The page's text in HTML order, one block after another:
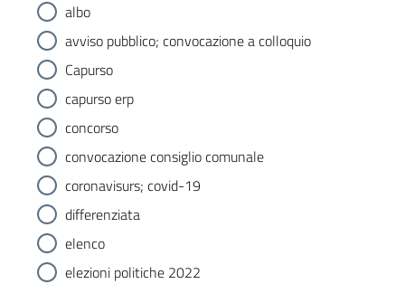
albo
avviso pubblico; convocazione a colloquio
Capurso
capurso erp
concorso
convocazione consiglio comunale
coronavisurs; covid-19
differenziata
elenco
elezioni politiche 2022